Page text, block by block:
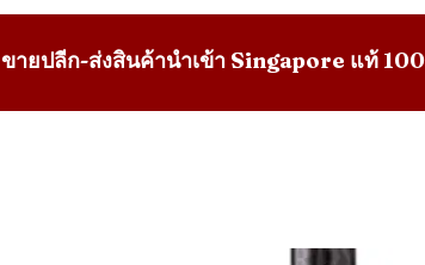
ขายปลีก-ส่งสินค้านำเข้า Singapore แท้